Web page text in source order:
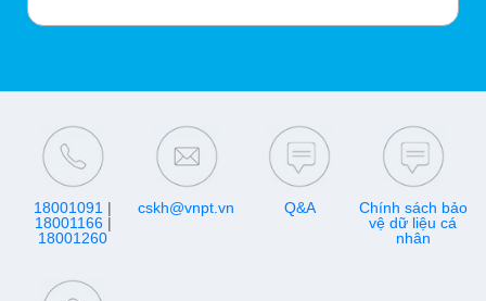
18001091 |
18001166|
18001260
cskh@vnpt.vn Q&A
Chính sách bảo
vệ dữ liệu cá
nhân